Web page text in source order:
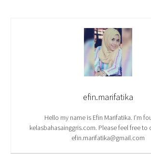
efin.marifatika
Hello my name is Efin Marifatika. I’m
kelasbahasainggris.com. Please feel free to
efin.marifatika@gmail.com